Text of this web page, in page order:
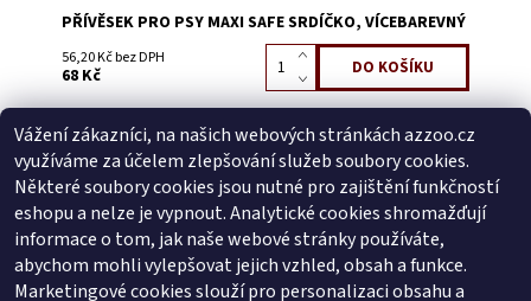
PŘÍVĚSEK PRO PSY MAXI SAFE SRDÍČKO, VÍCEBAREVNÝ
56,20 Kč bez DPH
68 Kč
Buďte první, kdo napíše příspěvek k této položce.
Přidat komentář
Buďte první, kdo napíše příspěvek k této položce.
Přidat hodnocení
Vážení zákazníci, na našich webových stránkách azzoo.cz
využíváme za účelem zlepšování služeb soubory cookies.
Některé soubory cookies jsou nutné pro zajištění funkčností
eshopu a nelze je vypnout. Analytické cookies shromažďují
informace o tom, jak naše webové stránky používáte,
abychom mohli vylepšovat jejich vzhled, obsah a funkce.
Marketingové cookies slouží pro personalizaci obsahu a